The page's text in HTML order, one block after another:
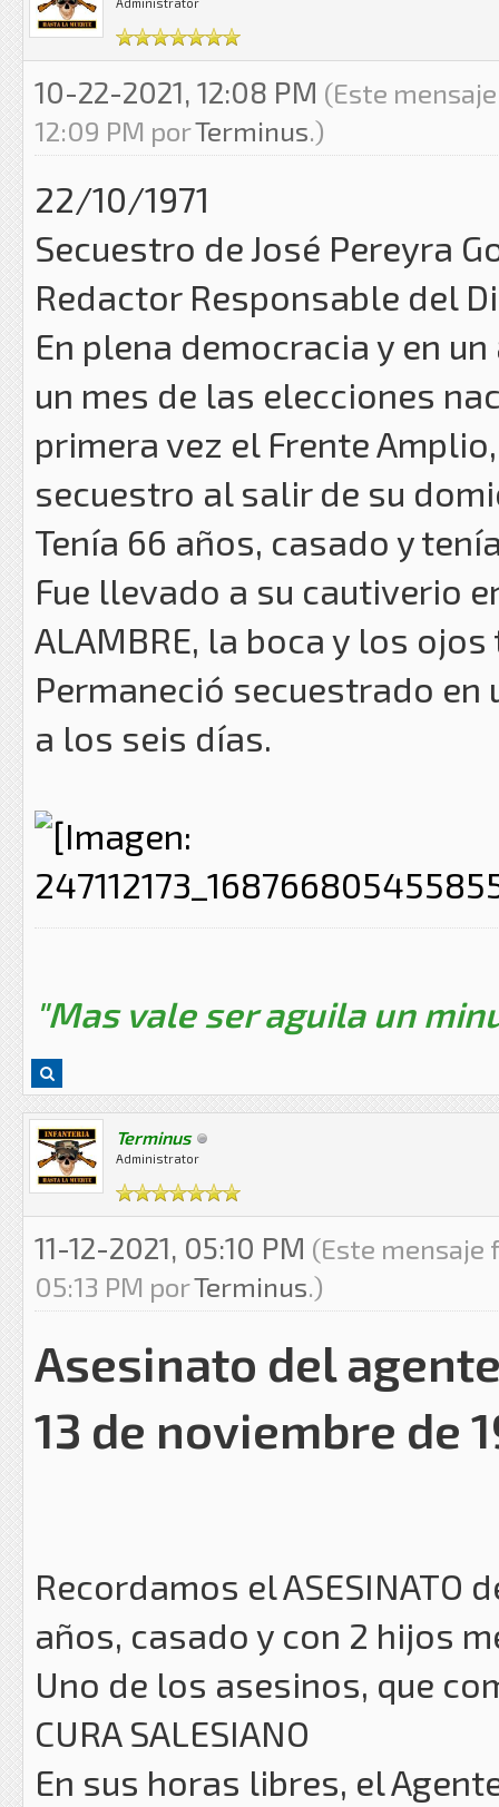
10-22-2021, 12:08 PM (Este
12:09 PM porTerminus.)
22/10/1971
Secuestro de José Pereyra
Redactor Responsable del
En plena democracia y en
un mes de las elecciones
primera vez el Frente
secuestro al salir de su
Tenía 66 años, casado y
Fue llevado a su cautiverio
ALAMBRE, la boca y los
Permaneció secuestrado en
a los seis días.
"Mas vale ser aguila un
Terminus
Administrator
11-12-2021, 05:10 PM (Este mensaje
05:13 PM porTerminus.)
Asesinato del
13 de noviembre de
Recordamos el ASESINATO
años, casado y con 2 hijos
Uno de los asesinos, que
CURA SALESIANO
En sus horas libres, el